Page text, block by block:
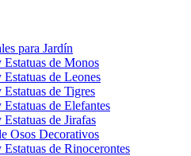
para Jardín
de Monos
de Leones
de Tigres
de Elefantes
de Jirafas
Osos Decorativos
de Rinocerontes